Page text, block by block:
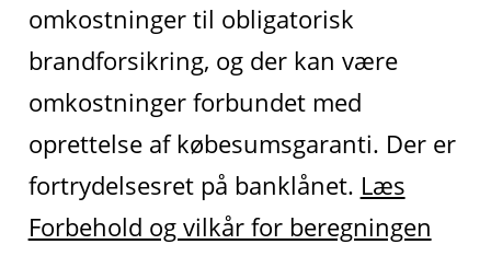
omkostninger til obligatorisk
brandforsikring, og der kan være
omkostninger forbundet med
oprettelse af købesumsgaranti. Der er
fortrydelsesret på banklånet. Læs
Forbehold og vilkår for beregningen